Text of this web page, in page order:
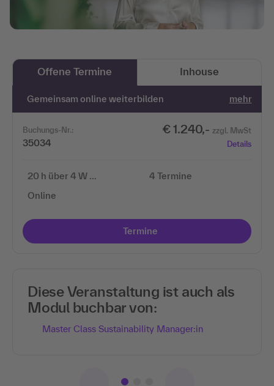
Offene Termine Inhouse
Gemeinsam online weiterbilden mehr
Buchungs-Nr.:
35034
€ 1.240,- zzgl. MwSt
Details
20 h über 4 W …
Online
4 Termine
Termine
Diese Veranstaltung ist auch als
Modul buchbar von:
Master Class Sustainability Manager:in